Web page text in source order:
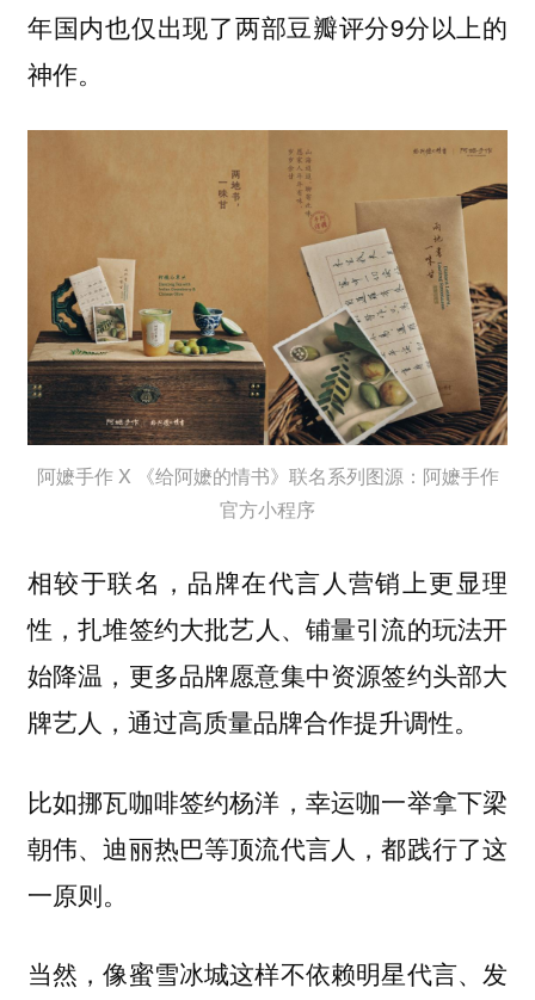
年国内也仅出现了两部豆瓣评分9分以上的
神作。
阿嬷手作 X 《给阿嬷的情书》联名系列图源：阿嬷手作
官方小程序
相较于联名，品牌在代言人营销上更显理
性，扎堆签约大批艺人、铺量引流的玩法开
始降温，更多品牌愿意集中资源签约头部大
牌艺人，通过高质量品牌合作提升调性。
比如挪瓦咖啡签约杨洋，幸运咖一举拿下梁
朝伟、迪丽热巴等顶流代言人，都践行了这
一原则。
当然，像蜜雪冰城这样不依赖明星代言、发